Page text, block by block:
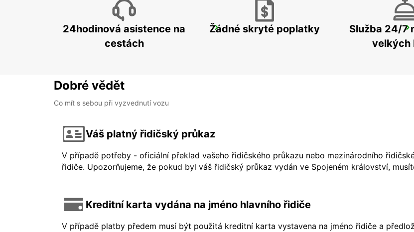
LUSAKA
LUSAKA - ZAMBIA
FRANCISTOWN AIRPORT
24hodinová asistence na
cestách
Žádné skryté poplatky
Služba 24/7
velkých
Dobré vědět
Co mít s sebou při vyzvednutí vozu
Váš platný řidičský průkaz
V případě potřeby - oficiální překlad vašeho řidičského průkazu nebo mezinárodního
řidiče. Upozorňujeme, že pokud byl váš řidičský průkaz vydán ve Spojeném království,
Kreditní karta vydána na jméno hlavního řidiče
V případě platby předem musí být použitá kreditní karta vystavena na jméno řidiče a